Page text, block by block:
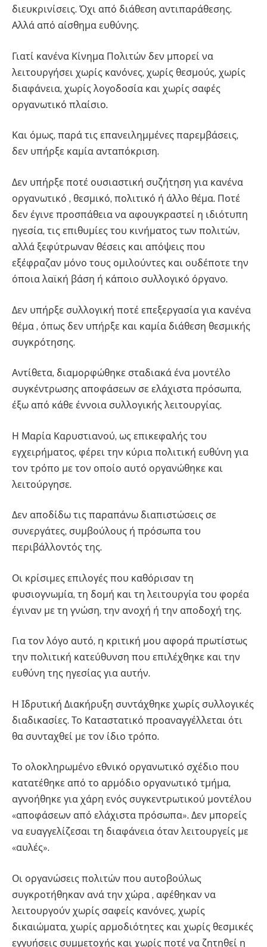
διευκρινίσεις. Όχι από διάθεση αντιπαράθεσης.
Αλλά από αίσθημα ευθύνης.
Γιατί κανένα Κίνημα Πολιτών δεν μπορεί να
λειτουργήσει χωρίς κανόνες, χωρίς θεσμούς, χωρίς
διαφάνεια, χωρίς λογοδοσία και χωρίς σαφές
οργανωτικό πλαίσιο.
Και όμως, παρά τις επανειλημμένες παρεμβάσεις,
δεν υπήρξε καμία ανταπόκριση.
Δεν υπήρξε ποτέ ουσιαστική συζήτηση για κανένα
οργανωτικό , θεσμικό, πολιτικό ή άλλο θέμα. Ποτέ
δεν έγινε προσπάθεια να αφουγκραστεί η ιδιότυπη
ηγεσία, τις επιθυμίες του κινήματος των πολιτών,
αλλά ξεφύτρωναν θέσεις και απόψεις που
εξέφραζαν μόνο τους ομιλούντες και ουδέποτε την
όποια λαϊκή βάση ή κάποιο συλλογικό όργανο.
Δεν υπήρξε συλλογική ποτέ επεξεργασία για κανένα
θέμα , όπως δεν υπήρξε και καμία διάθεση θεσμικής
συγκρότησης.
Αντίθετα, διαμορφώθηκε σταδιακά ένα μοντέλο
συγκέντρωσης αποφάσεων σε ελάχιστα πρόσωπα,
έξω από κάθε έννοια συλλογικής λειτουργίας.
Η Μαρία Καρυστιανού, ως επικεφαλής του
εγχειρήματος, φέρει την κύρια πολιτική ευθύνη για
τον τρόπο με τον οποίο αυτό οργανώθηκε και
λειτούργησε.
Δεν αποδίδω τις παραπάνω διαπιστώσεις σε
συνεργάτες, συμβούλους ή πρόσωπα του
περιβάλλοντός της.
Οι κρίσιμες επιλογές που καθόρισαν τη
φυσιογνωμία, τη δομή και τη λειτουργία του φορέα
έγιναν με τη γνώση, την ανοχή ή την αποδοχή της.
Για τον λόγο αυτό, η κριτική μου αφορά πρωτίστως
την πολιτική κατεύθυνση που επιλέχθηκε και την
ευθύνη της ηγεσίας για αυτήν.
Η Ιδρυτική Διακήρυξη συντάχθηκε χωρίς συλλογικές
διαδικασίες. Το Καταστατικό προαναγγέλλεται ότι
θα συνταχθεί με τον ίδιο τρόπο.
Το ολοκληρωμένο εθνικό οργανωτικό σχέδιο που
κατατέθηκε από το αρμόδιο οργανωτικό τμήμα,
αγνοήθηκε για χάρη ενός συγκεντρωτικού μοντέλου
«αποφάσεων από ελάχιστα πρόσωπα». Δεν μπορείς
να ευαγγελίζεσαι τη διαφάνεια όταν λειτουργείς με
«αυλές».
Οι οργανώσεις πολιτών που αυτοβούλως
συγκροτήθηκαν ανά την χώρα , αφέθηκαν να
λειτουργούν χωρίς σαφείς κανόνες, χωρίς
δικαιώματα, χωρίς αρμοδιότητες και χωρίς θεσμικές
εγγυήσεις συμμετοχής και χωρίς ποτέ να ζητηθεί η